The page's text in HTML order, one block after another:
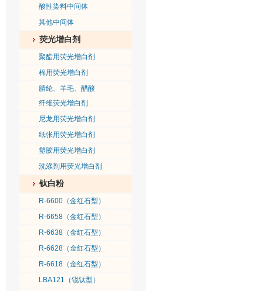
酸性染料中间体
其他中间体
荧光增白剂
聚酯用荧光增白剂
棉用荧光增白剂
腈纶、羊毛、醋酸
纤维荧光增白剂
尼龙用荧光增白剂
纸张用荧光增白剂
塑胶用荧光增白剂
洗涤剂用荧光增白剂
钛白粉
R-6600（金红石型）
R-6658（金红石型）
R-6638（金红石型）
R-6628（金红石型）
R-6618（金红石型）
LBA121（锐钛型）